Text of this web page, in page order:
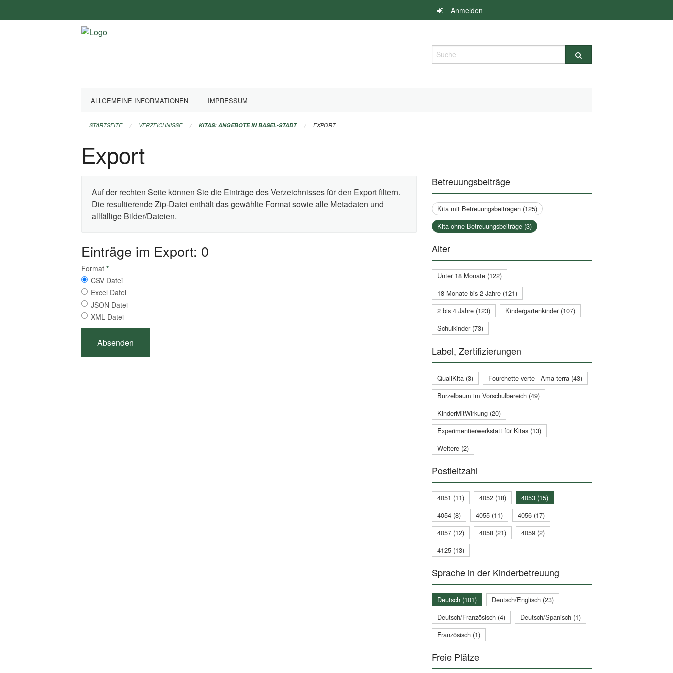
überspringen
Anmelden
Suche
ALLGEMEINE INFORMATIONEN IMPRESSUM
STARTSEITE VERZEICHNISSE KITAS: ANGEBOTE IN BASEL-STADT EXPORT
Export
Auf der rechten Seite können Sie die Einträge des Verzeichnisses für den Export filtern.
Die resultierende Zip-Datei enthält das gewählte Format sowie alle Metadaten und
allfällige Bilder/Dateien.
Einträge im Export: 0
Format *
CSV Datei
Excel Datei
JSON Datei
XML Datei
Betreuungsbeiträge
Kita mit Betreuungsbeiträgen (125)
Kita ohne Betreuungsbeiträge (3)
Alter
Unter 18 Monate (122)
18 Monate bis 2 Jahre (121)
2 bis 4 Jahre (123)
Kindergartenkinder (107)
Schulkinder (73)
Label, Zertifizierungen
QualiKita (3)
Fourchette verte - Ama terra (43)
Burzelbaum im Vorschulbereich (49)
KinderMitWirkung (20)
Experimentierwerkstatt für Kitas (13)
Weitere (2)
Postleitzahl
4051 (11) 4052 (18)
4053 (15)
4054 (8)
4055 (11)
4056 (17)
4057 (12)
4058 (21)
4059 (2)
4125 (13)
Sprache in der Kinderbetreuung
Deutsch (101)
Deutsch/Englisch (23)
Deutsch/Französisch (4)
Deutsch/Spanisch (1)
Französisch (1)
Freie Plätze